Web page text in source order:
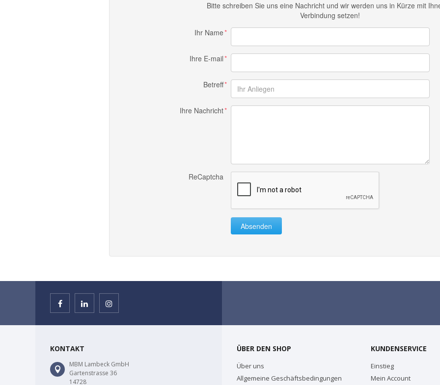
Bitte schreiben Sie uns eine Nachricht und wir werden uns in Kürze mit
Verbindung setzen!
Ihr Name
Ihre E-mail
Betreff
Ihre Nachricht
ReCaptcha
Absenden
KONTAKT
MBM Lambeck GmbH
Gartenstrasse 36
14728
ÜBER DEN SHOP
Über uns
Allgemeine Geschäftsbedingungen
KUNDENSERVICE
Einstieg
Mein Account